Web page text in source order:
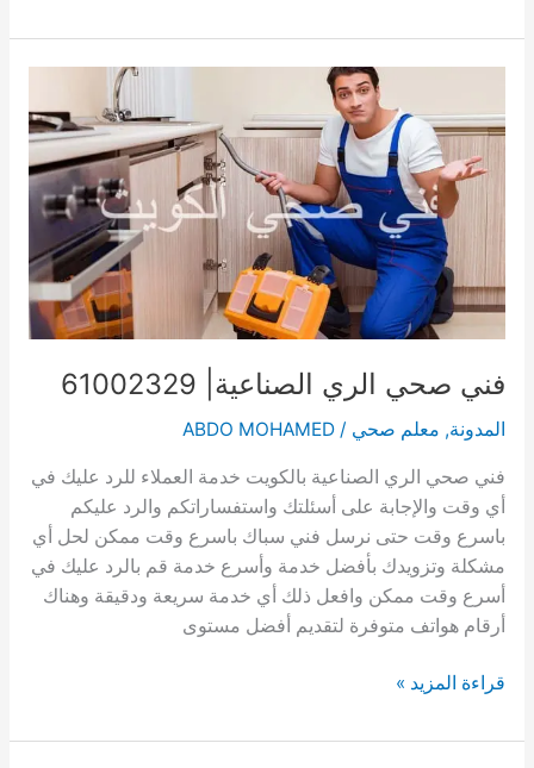
العباسية|
61002329
فني صحي الري الصناعية| 61002329
المدونة, معلم صحي /
ABDO MOHAMED
فني صحي الري الصناعية بالكويت خدمة العملاء للرد عليك في
أي وقت والإجابة على أسئلتك واستفساراتكم والرد عليكم
باسرع وقت حتى نرسل فني سباك باسرع وقت ممكن لحل أي
مشكلة وتزويدك بأفضل خدمة وأسرع خدمة قم بالرد عليك في
أسرع وقت ممكن وافعل ذلك أي خدمة سريعة ودقيقة وهناك
أرقام هواتف متوفرة لتقديم أفضل مستوى
فني
الري
قراءة المزيد »